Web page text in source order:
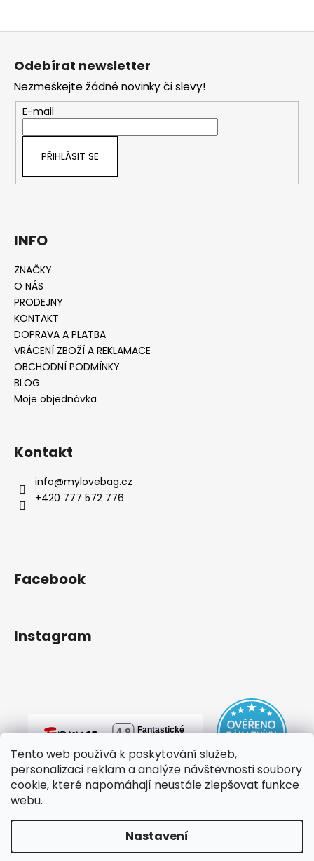
Tento web používá k poskytování služeb,
personalizaci reklam a analýze návštěvnosti soubory
cookie, které napomáhají neustále zlepšovat funkce
webu.
Nastavení
Z
Odebírat newsletter
Nezmeškejte žádné novinky či slevy!
E-mail
PŘIHLÁSIT SE
INFO
ZNAČKY
O NÁS
PRODEJNY
KONTAKT
DOPRAVA A PLATBA
VRÁCENÍ ZBOŽÍ A REKLAMACE
OBCHODNÍ PODMÍNKY
BLOG
Moje objednávka
Kontakt
info@mylovebag.cz
+420 777 572 776
Facebook
Instagram